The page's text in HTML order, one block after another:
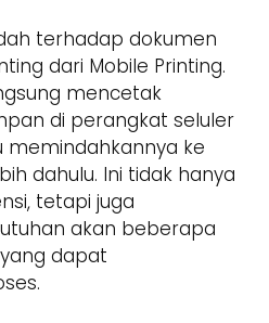
terhadap dokumen
dari Mobile Printing.
mencetak
di perangkat seluler
ke
dahulu. Ini tidak hanya
tetapi juga
akan beberapa
dapat